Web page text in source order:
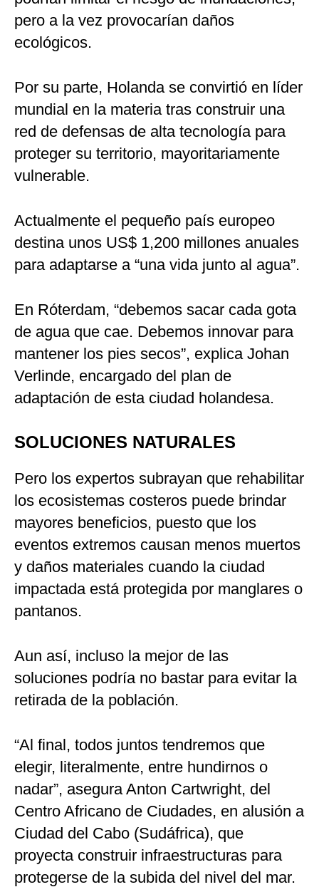
pero a la vez provocarían daños
ecológicos.
Por su parte, Holanda se convirtió en líder
mundial en la materia tras construir una
red de defensas de alta tecnología para
proteger su territorio, mayoritariamente
vulnerable.
Actualmente el pequeño país europeo
destina unos US$ 1,200 millones anuales
para adaptarse a “una vida junto al agua”.
En Róterdam, “debemos sacar cada gota
de agua que cae. Debemos innovar para
mantener los pies secos”, explica Johan
Verlinde, encargado del plan de
adaptación de esta ciudad holandesa.
SOLUCIONES NATURALES
Pero los expertos subrayan que rehabilitar
los ecosistemas costeros puede brindar
mayores beneficios, puesto que los
eventos extremos causan menos muertos
y daños materiales cuando la ciudad
impactada está protegida por manglares o
pantanos.
Aun así, incluso la mejor de las
soluciones podría no bastar para evitar la
retirada de la población.
“Al final, todos juntos tendremos que
elegir, literalmente, entre hundirnos o
nadar”, asegura Anton Cartwright, del
Centro Africano de Ciudades, en alusión a
Ciudad del Cabo (Sudáfrica), que
proyecta construir infraestructuras para
protegerse de la subida del nivel del mar.